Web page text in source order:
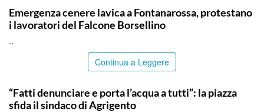
Emergenza cenere lavica a Fontanarossa, protestano
i lavoratori del Falcone Borsellino
..
Continua a Leggere
“Fatti denunciare e porta l’acqua a tutti”: la piazza
sfida il sindaco di Agrigento